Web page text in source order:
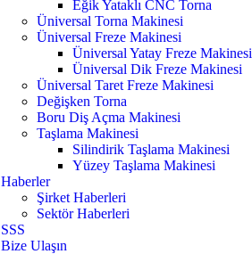
Eğik Yataklı CNC Torna
Üniversal Torna Makinesi
Üniversal Freze Makinesi
Üniversal Yatay Freze Makinesi
Üniversal Dik Freze Makinesi
Üniversal Taret Freze Makinesi
Değişken Torna
Boru Diş Açma Makinesi
Taşlama Makinesi
Silindirik Taşlama Makinesi
Yüzey Taşlama Makinesi
Haberler
Şirket Haberleri
Sektör Haberleri
SSS
Bize Ulaşın